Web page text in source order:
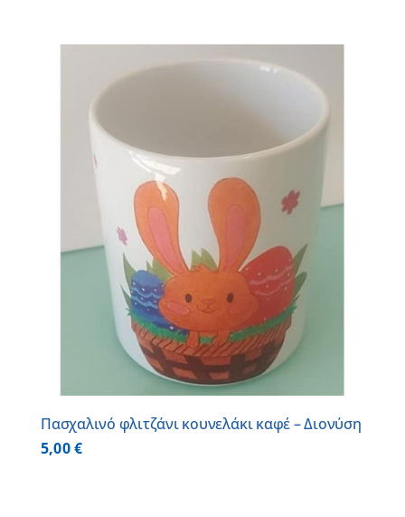
Πασχαλινό φλιτζάνι κουνελάκι καφέ – Διονύση
5,00€